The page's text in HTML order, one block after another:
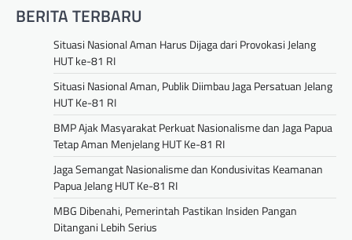
BERITA TERBARU
Situasi Nasional Aman Harus Dijaga dari Provokasi Jelang
HUT ke-81 RI
Situasi Nasional Aman, Publik Diimbau Jaga Persatuan Jelang
HUT Ke-81 RI
BMP Ajak Masyarakat Perkuat Nasionalisme dan Jaga Papua
Tetap Aman Menjelang HUT Ke-81 RI
Jaga Semangat Nasionalisme dan Kondusivitas Keamanan
Papua Jelang HUT Ke-81 RI
MBG Dibenahi, Pemerintah Pastikan Insiden Pangan
Ditangani Lebih Serius